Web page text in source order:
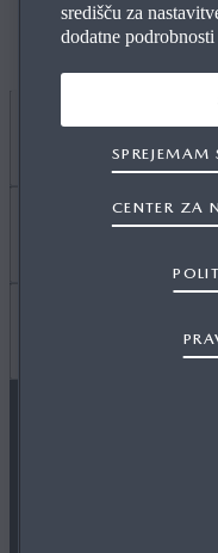
NAVODILA ZA
VZDRŽEVANJE
POGOSTA
središču za
dodatne
CENTER ZA